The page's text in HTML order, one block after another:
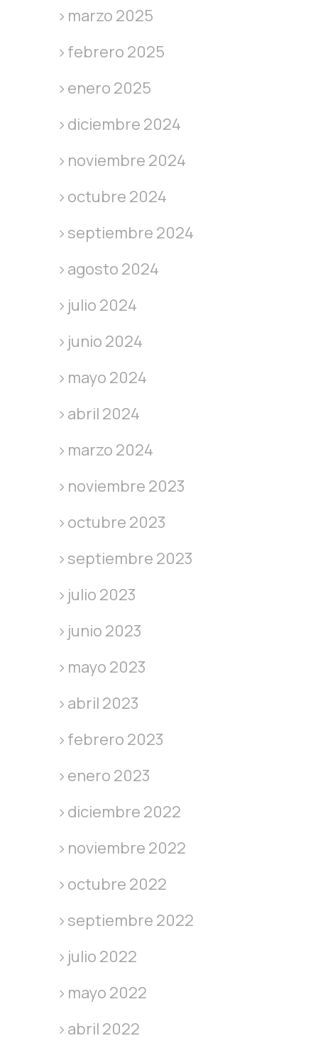
marzo 2025
febrero 2025
enero 2025
diciembre 2024
noviembre 2024
octubre 2024
septiembre 2024
agosto 2024
julio 2024
junio 2024
mayo 2024
abril 2024
marzo 2024
noviembre 2023
octubre 2023
septiembre 2023
julio 2023
junio 2023
mayo 2023
abril 2023
febrero 2023
enero 2023
diciembre 2022
noviembre 2022
octubre 2022
septiembre 2022
julio 2022
mayo 2022
abril 2022